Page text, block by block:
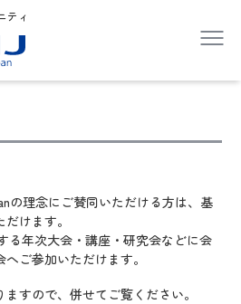
ティ
の理念にご賛同いただける方は、基
けます。
る年次大会・講座・研究会などに会
ご参加いただけます。
ますので、併せてご覧ください。